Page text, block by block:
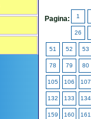
Pagina: 1
26
51 52 53
78 79 80
105 106 107
132 133 134
159 160 161